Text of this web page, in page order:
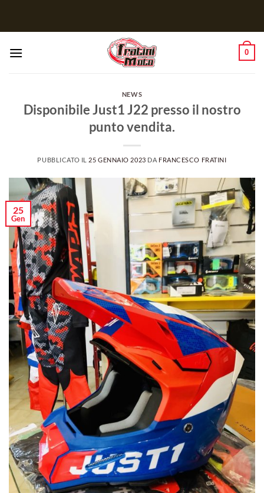
0
NEWS
Disponibile Just1 J22 presso il nostro
punto vendita.
PUBBLICATO IL 25 GENNAIO 2023 DA FRANCESCO FRATINI
25
Gen